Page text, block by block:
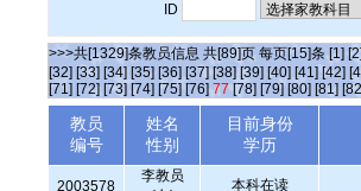
ID
>>>共[1329]条教员信息 共[89]页 每页[15]条 [1] [2]
[32] [33] [34] [35] [36] [37] [38] [39] [40] [41] [42]
[71] [72] [73] [74] [75] [76] 77 [78] [79] [80] [81]
教员
编号
姓名
性别
目前身份
学历
2003578
李教员
本科在读